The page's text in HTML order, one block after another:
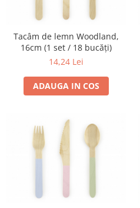
Tacâm de lemn Woodland,
16cm (1 set / 18 bucăți)
14,24 Lei
ADAUGA IN COS